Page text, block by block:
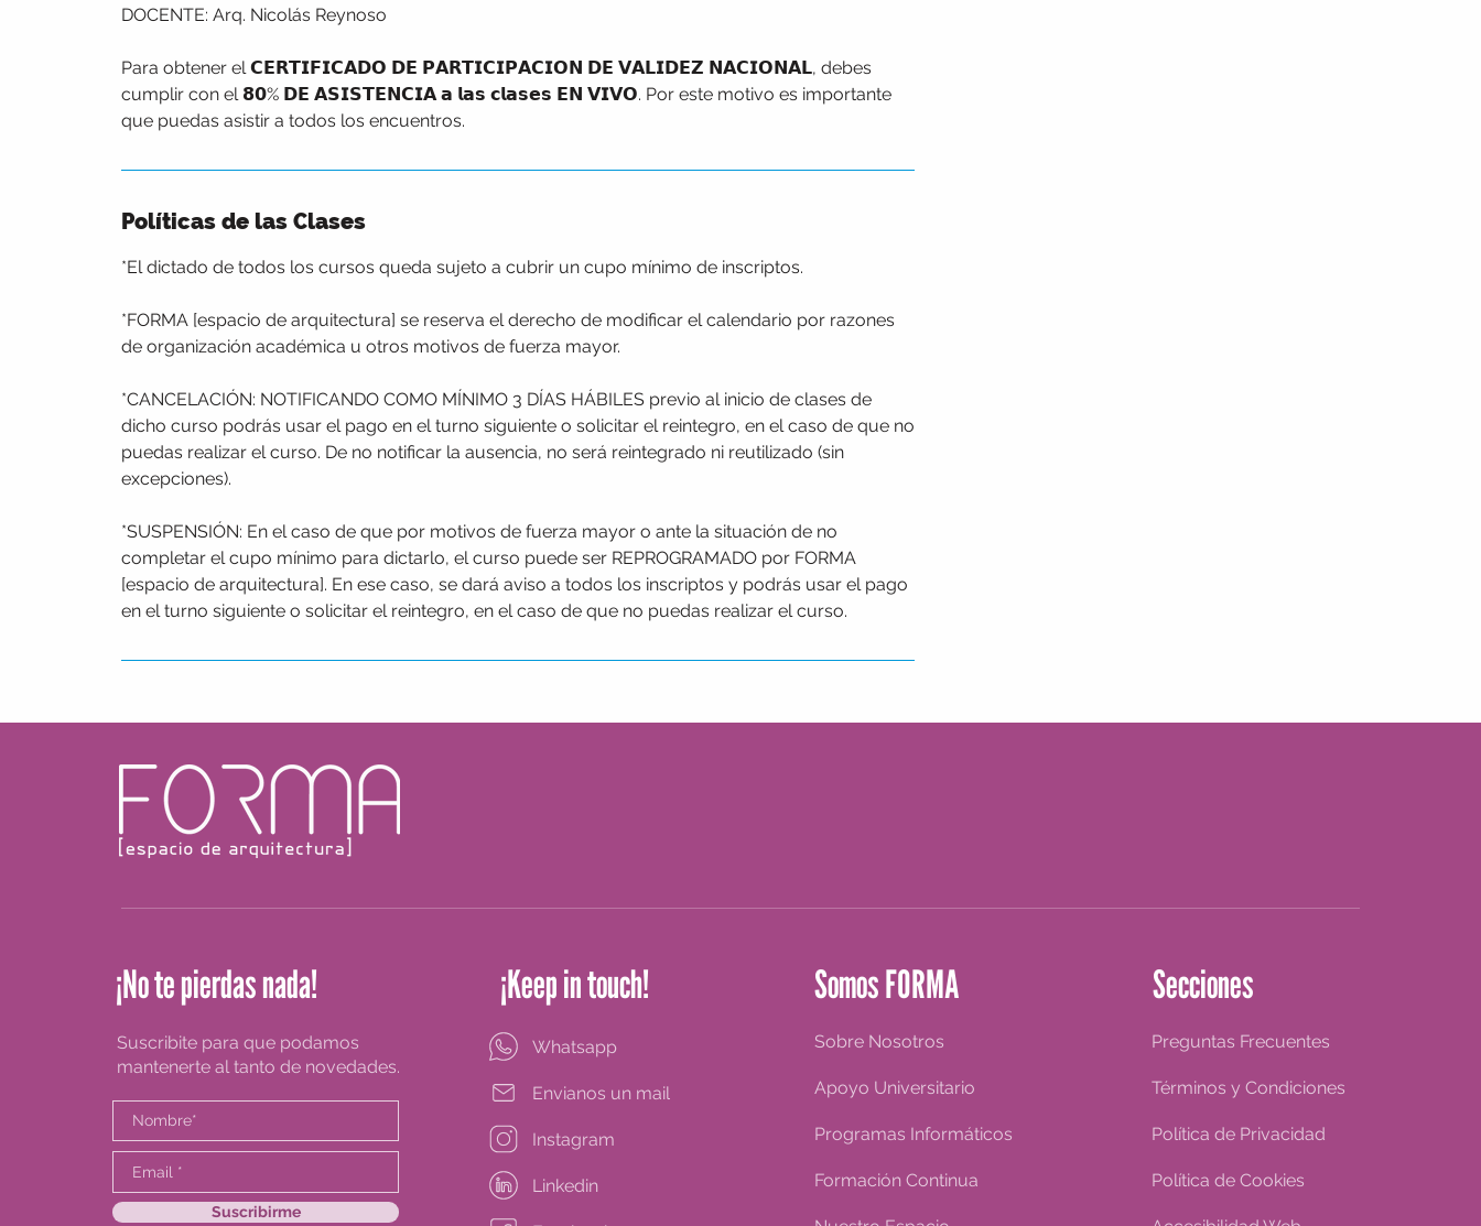
g
o
DOCENTE: Arq. Nicolás Reynoso
Para obtener el 𝗖𝗘𝗥𝗧𝗜𝗙𝗜𝗖𝗔𝗗𝗢 𝗗𝗘 𝗣𝗔𝗥𝗧𝗜𝗖𝗜𝗣𝗔𝗖𝗜𝗢𝗡 𝗗𝗘 𝗩𝗔𝗟𝗜𝗗𝗘𝗭 𝗡𝗔𝗖𝗜𝗢𝗡𝗔𝗟, debes
cumplir con el 𝟴𝟬% 𝗗𝗘 𝗔𝗦𝗜𝗦𝗧𝗘𝗡𝗖𝗜𝗔 𝗮 𝗹𝗮𝘀 𝗰𝗹𝗮𝘀𝗲𝘀 𝗘𝗡 𝗩𝗜𝗩𝗢. Por este motivo es importante
que puedas asistir a todos los encuentros.
Políticas de las Clases
*El dictado de todos los cursos queda sujeto a cubrir un cupo mínimo de inscriptos.
*FORMA [espacio de arquitectura] se reserva el derecho de modificar el calendario por razones
de organización académica u otros motivos de fuerza mayor.
*CANCELACIÓN: NOTIFICANDO COMO MÍNIMO 3 DÍAS HÁBILES previo al inicio de clases de
dicho curso podrás usar el pago en el turno siguiente o solicitar el reintegro, en el caso de que no
puedas realizar el curso. De no notificar la ausencia, no será reintegrado ni reutilizado (sin
excepciones).
*SUSPENSIÓN: En el caso de que por motivos de fuerza mayor o ante la situación de no
completar el cupo mínimo para dictarlo, el curso puede ser REPROGRAMADO por FORMA
[espacio de arquitectura]. En ese caso, se dará aviso a todos los inscriptos y podrás usar el pago
en el turno siguiente o solicitar el reintegro, en el caso de que no puedas realizar el curso.
¡No te pierdas nada!
Suscribite para que podamos
mantenerte al tanto de novedades.
Suscribirme
¡Keep in touch!
Whatsapp
Envianos un mail
Instagram
Linkedin
Somos FORMA
Sobre Nosotros
Apoyo Universitario
Programas Informáticos
Formación Continua
Secciones
Preguntas Frecuentes
Términos y Condiciones
Política de Privacidad
Política de Cookies